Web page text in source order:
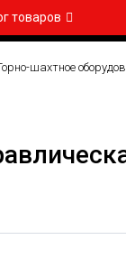
товаров
шахтное